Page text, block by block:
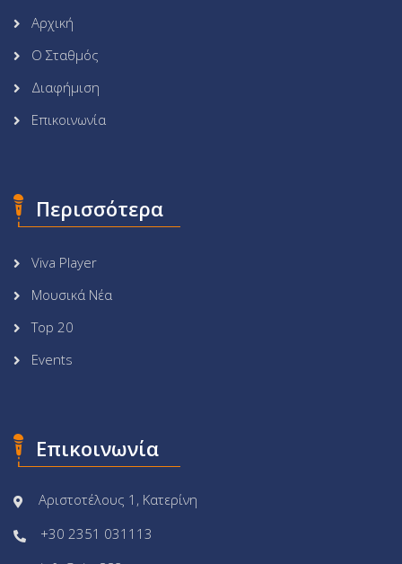
Αρχική
Ο Σταθμός
Διαφήμιση
Επικοινωνία
Περισσότερα
Viva Player
Μουσικά Νέα
Top 20
Events
Επικοινωνία
Αριστοτέλους 1, Κατερίνη
+30 2351 031113